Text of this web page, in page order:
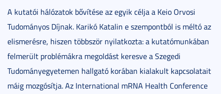
A kutatói hálózatok bővítése az egyik célja a Keio Orvosi
Tudományos Díjnak. Karikó Katalin e szempontból is méltó az
elismerésre, hiszen többször nyilatkozta: a kutatómunkában
felmerült problémákra megoldást keresve a Szegedi
Tudományegyetemen hallgató korában kialakult kapcsolatait
máig mozgósítja. Az International mRNA Health Conference